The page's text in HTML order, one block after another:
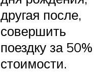
другая после,
совершить
поездку за 50%
стоимости.